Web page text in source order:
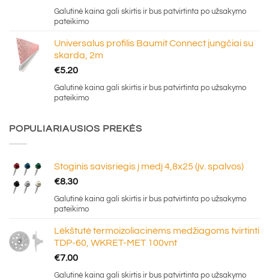
Galutinė kaina gali skirtis ir bus patvirtinta po užsakymo
pateikimo
Universalus profilis Baumit Connect jungčiai su
skarda, 2m
€5.20
Galutinė kaina gali skirtis ir bus patvirtinta po užsakymo
pateikimo
POPULIARIAUSIOS PREKĖS
Stoginis savisriegis į medį 4,8x25 (įv. spalvos)
€8.30
Galutinė kaina gali skirtis ir bus patvirtinta po užsakymo
pateikimo
Lėkštutė termoizoliacinėms medžiagoms tvirtinti
TDP-60, WKRET-MET 100vnt
€7.00
Galutinė kaina gali skirtis ir bus patvirtinta po užsakymo